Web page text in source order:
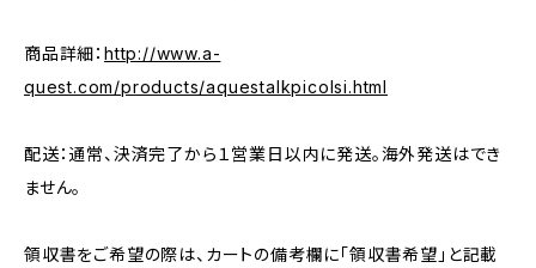
商品詳細： http://www.a-
quest.com/products/aquestalkpicolsi.html
配送：通常、決済完了から１営業日以内に発送。海外発送はでき
ません。
領収書をご希望の際は、カートの備考欄に「領収書希望」と記載